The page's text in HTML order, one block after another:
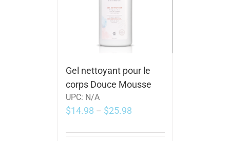
Gel nettoyant pour le
corps Douce Mousse
UPC: N/A
$14.98 – $25.98